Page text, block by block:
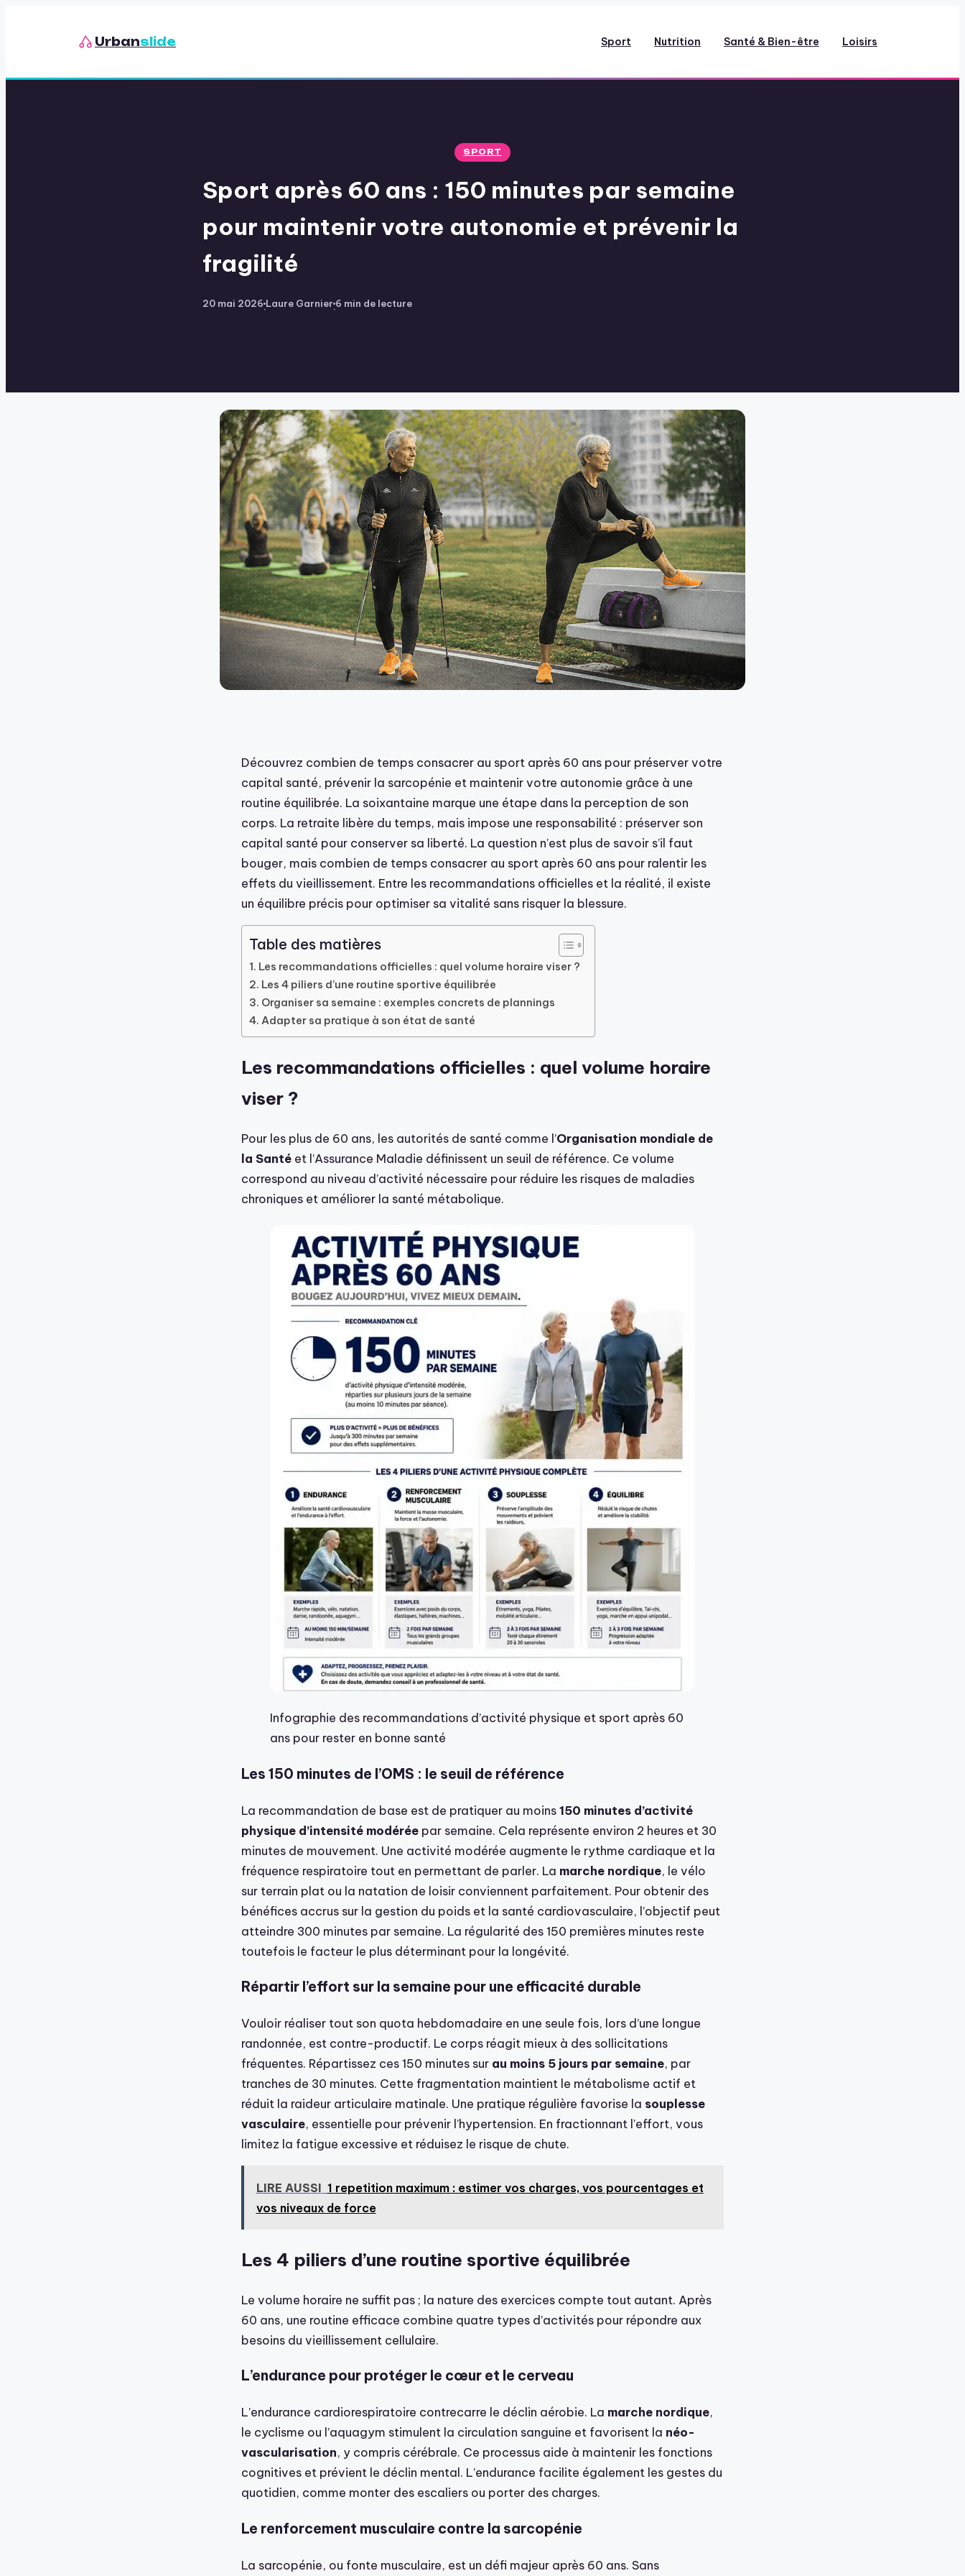
Urbanslide Sport Nutrition Santé & Bien-être Loisirs
SPORT
Sport après 60 ans : 150 minutes par semaine
pour maintenir votre autonomie et prévenir la
fragilité
20 mai 2026
·
Laure Garnier
·
6 min de lecture
Découvrez combien de temps consacrer au sport après 60 ans pour préserver votre
capital santé, prévenir la sarcopénie et maintenir votre autonomie grâce à une
routine équilibrée. La soixantaine marque une étape dans la perception de son
corps. La retraite libère du temps, mais impose une responsabilité : préserver son
capital santé pour conserver sa liberté. La question n’est plus de savoir s’il faut
bouger, mais combien de temps consacrer au sport après 60 ans pour ralentir les
effets du vieillissement. Entre les recommandations officielles et la réalité, il existe
un équilibre précis pour optimiser sa vitalité sans risquer la blessure.
Table des matières
Les recommandations officielles : quel volume horaire viser ?
Les 4 piliers d’une routine sportive équilibrée
Organiser sa semaine : exemples concrets de plannings
Adapter sa pratique à son état de santé
Les recommandations officielles : quel volume horaire
viser ?
Pour les plus de 60 ans, les autorités de santé comme l’Organisation mondiale de
la Santé et l’Assurance Maladie définissent un seuil de référence. Ce volume
correspond au niveau d’activité nécessaire pour réduire les risques de maladies
chroniques et améliorer la santé métabolique.
Infographie des recommandations d’activité physique et sport après 60
ans pour rester en bonne santé
Les 150 minutes de l’OMS : le seuil de référence
La recommandation de base est de pratiquer au moins150 minutes d’activité
physique d’intensité modérée par semaine. Cela représente environ 2 heures et 30
minutes de mouvement. Une activité modérée augmente le rythme cardiaque et la
fréquence respiratoire tout en permettant de parler. La marche nordique, le vélo
sur terrain plat ou la natation de loisir conviennent parfaitement. Pour obtenir des
bénéfices accrus sur la gestion du poids et la santé cardiovasculaire, l’objectif peut
atteindre 300 minutes par semaine. La régularité des 150 premières minutes reste
toutefois le facteur le plus déterminant pour la longévité.
Répartir l’effort sur la semaine pour une efficacité durable
Vouloir réaliser tout son quota hebdomadaire en une seule fois, lors d’une longue
randonnée, est contre-productif. Le corps réagit mieux à des sollicitations
fréquentes. Répartissez ces 150 minutes sur au moins 5 jours par semaine, par
tranches de 30 minutes. Cette fragmentation maintient le métabolisme actif et
réduit la raideur articulaire matinale. Une pratique régulière favorise la souplesse
vasculaire, essentielle pour prévenir l’hypertension. En fractionnant l’effort, vous
limitez la fatigue excessive et réduisez le risque de chute.
LIRE AUSSI 1 repetition maximum : estimer vos charges, vos pourcentages et
vos niveaux de force
Les 4 piliers d’une routine sportive équilibrée
Le volume horaire ne suffit pas ; la nature des exercices compte tout autant. Après
60 ans, une routine efficace combine quatre types d’activités pour répondre aux
besoins du vieillissement cellulaire.
L’endurance pour protéger le cœur et le cerveau
L’endurance cardiorespiratoire contrecarre le déclin aérobie. La marche nordique,
le cyclisme ou l’aquagym stimulent la circulation sanguine et favorisent la néo-
vascularisation, y compris cérébrale. Ce processus aide à maintenir les fonctions
cognitives et prévient le déclin mental. L’endurance facilite également les gestes du
quotidien, comme monter des escaliers ou porter des charges.
Le renforcement musculaire contre la sarcopénie
La sarcopénie, ou fonte musculaire, est un défi majeur après 60 ans. Sans